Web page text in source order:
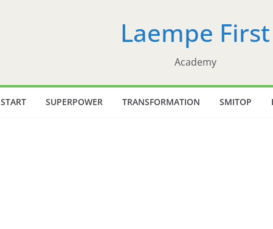
Laempe First
Academy
START SUPERPOWER TRANSFORMATION SMITOP